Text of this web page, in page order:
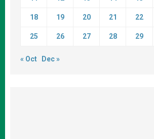
18 19 20 21 22
25 26 27 28 29
« Oct Dec »